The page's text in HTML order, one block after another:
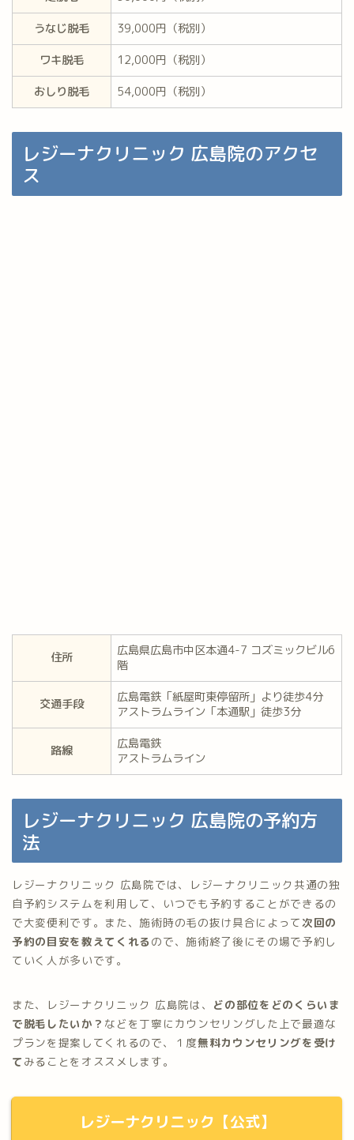
うなじ脱毛
39,000円（税別）
ワキ脱毛
12,000円（税別）
おしり脱毛
54,000円（税別）
レジーナクリニック 広島院のアクセ
ス
住所
広島県広島市中区本通4-7 コズミックビル6
階
交通手段
広島電鉄「紙屋町東停留所」より徒歩4分
アストラムライン「本通駅」徒歩3分
路線
広島電鉄
アストラムライン
レジーナクリニック 広島院の予約方
法
レジーナクリニック 広島院では、レジーナクリニック共通の独
自予約システムを利用して、いつでも予約することができるの
で大変便利です。また、施術時の毛の抜け具合によって次回の
予約の目安を教えてくれる ので、施術終了後にその場で予約し
ていく人が多いです。
また、レジーナクリニック 広島院は、 どの部位をどのくらいま
で脱毛したいか？ などを丁寧にカウンセリングした上で最適な
プランを提案してくれるので、１度無料カウンセリングを受け
て みることをオススメします。
レジーナクリニック【公式】